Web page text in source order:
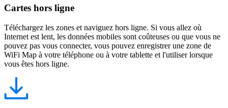
Cartes hors ligne
Téléchargez les zones et naviguez hors ligne. Si vous allez où
Internet est lent, les données mobiles sont coûteuses ou que vous ne
pouvez pas vous connecter, vous pouvez enregistrer une zone de
WiFi Map à votre téléphone ou à votre tablette et l'utiliser lorsque
vous êtes hors ligne.